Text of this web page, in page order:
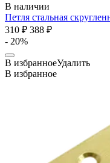
В наличии
Петля стальная
310 ₽ 388 ₽
- 20%
В избранноеУдалить
В избранное